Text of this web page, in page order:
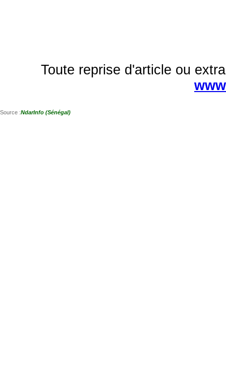
Toute reprise d'article ou
Source :NdarInfo (Sénégal)